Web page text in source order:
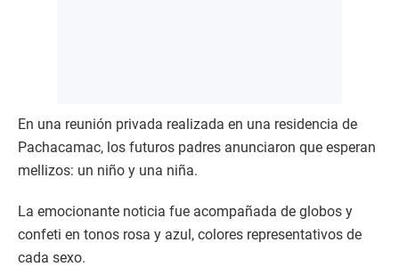
En una reunión privada realizada en una residencia de
Pachacamac, los futuros padres anunciaron que esperan
mellizos: un niño y una niña.
La emocionante noticia fue acompañada de globos y
confeti en tonos rosa y azul, colores representativos de
cada sexo.